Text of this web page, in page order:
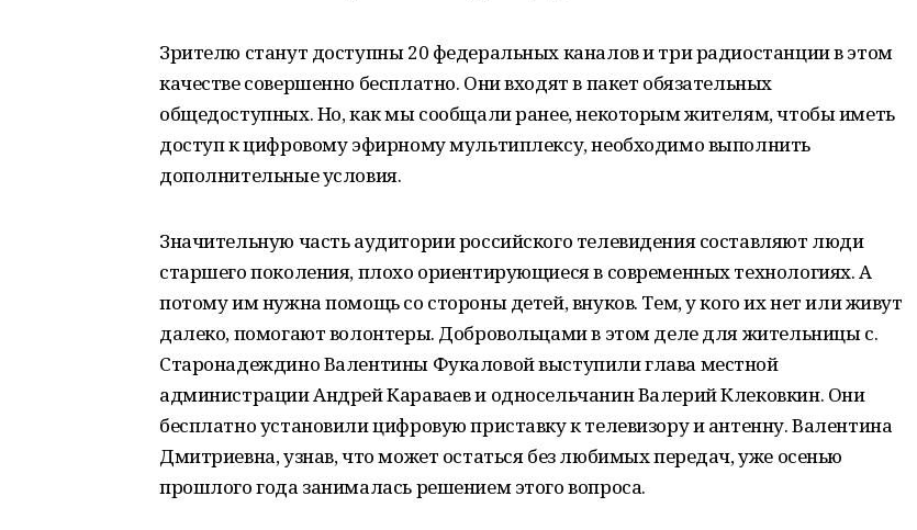
Зрителю станут доступны 20 федеральных каналов и три радиостанции в этом
качестве совершенно бесплатно. Они входят в пакет обязательных
общедоступных. Но, как мы сообщали ранее, некоторым жителям, чтобы иметь
доступ к цифровому эфирному мультиплексу, необходимо выполнить
дополнительные условия.
Значительную часть аудитории российского телевидения составляют люди
старшего поколения, плохо ориентирующиеся в современных технологиях. А
потому им нужна помощь со стороны детей, внуков. Тем, у кого их нет или живут
далеко, помогают волонтеры. Добровольцами в этом деле для жительницы с.
Старонадеждино Валентины Фукаловой выступили глава местной
администрации Андрей Караваев и односельчанин Валерий Клековкин. Они
бесплатно установили цифровую приставку к телевизору и антенну. Валентина
Дмитриевна, узнав, что может остаться без любимых передач, уже осенью
прошлого года занималась решением этого вопроса.